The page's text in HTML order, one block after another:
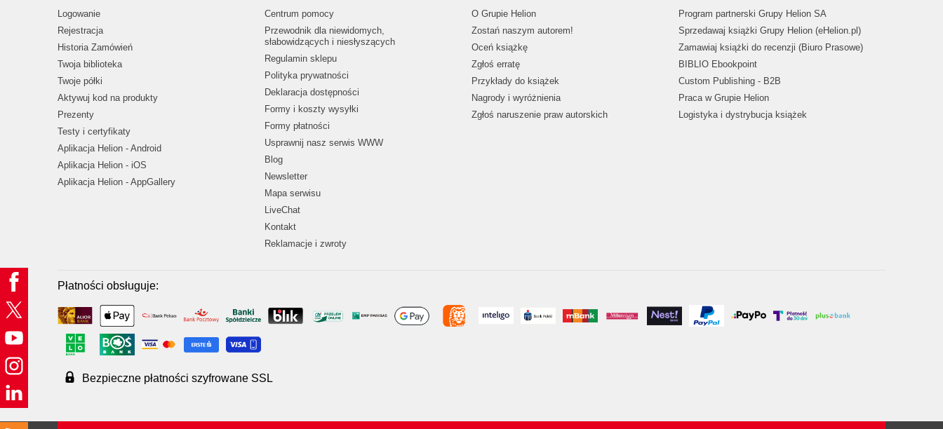
Logowanie
Rejestracja
Historia Zamówień
Twoja biblioteka
Twoje półki
Aktywuj kod na produkty
Prezenty
Testy i certyfikaty
Aplikacja Helion - Android
Aplikacja Helion - iOS
Aplikacja Helion - AppGallery
Centrum pomocy
Przewodnik dla niewidomych,
słabowidzących i niesłyszących
Regulamin sklepu
Polityka prywatności
Deklaracja dostępności
Formy i koszty wysyłki
Formy płatności
Usprawnij nasz serwis WWW
Blog
Newsletter
Mapa serwisu
LiveChat
Kontakt
Reklamacje i zwroty
O Grupie Helion
Zostań naszym autorem!
Oceń książkę
Zgłoś erratę
Przykłady do książek
Nagrody i wyróżnienia
Zgłoś naruszenie praw autorskich
Program partnerski Grupy Helion SA
Sprzedawaj książki Grupy Helion (eHelion.pl)
Zamawiaj książki do recenzji (Biuro Prasowe)
BIBLIO Ebookpoint
Custom Publishing - B2B
Praca w Grupie Helion
Logistyka i dystrybucja książek
Płatności obsługuje:
Bezpieczne płatności szyfrowane SSL